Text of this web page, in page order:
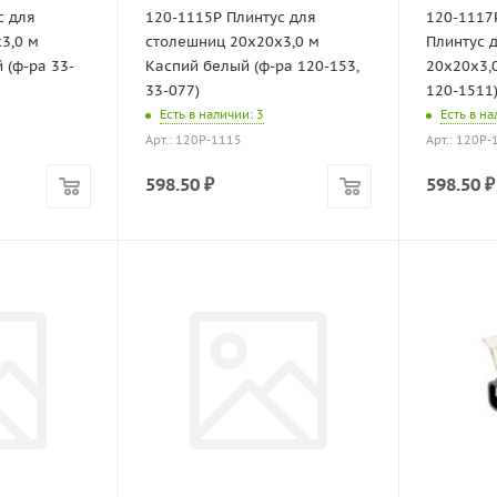
для
м
(ф-ра 33-
120-1115P Плинтус для
столешниц 20х20х3,0 м
Каспий белый (ф-ра 120-153,
33-077)
Есть в наличии: 3
Арт.: 120P-1115
598.50 ₽
120-
Плинтус
120-1511)
Есть в
Арт.: 120Р-
598.50 ₽